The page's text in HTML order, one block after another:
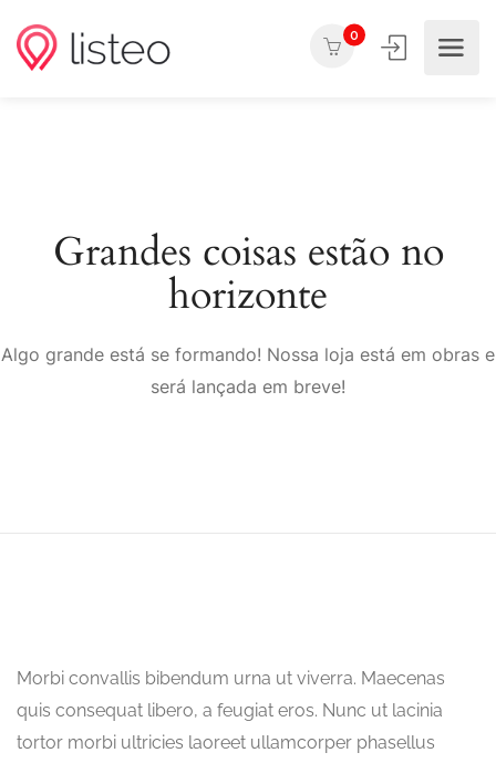
0
Grandes coisas estão no
horizonte
Algo grande está se formando! Nossa loja está em obras e
será lançada em breve!
Morbi convallis bibendum urna ut viverra. Maecenas
quis consequat libero, a feugiat eros. Nunc ut lacinia
tortor morbi ultricies laoreet ullamcorper phasellus